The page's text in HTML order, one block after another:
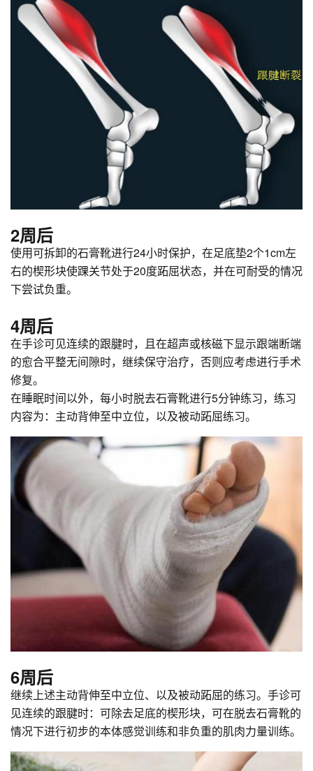
2周后
使用可拆卸的石膏靴进行24小时保护，在足底垫2个1cm左
右的楔形块使踝关节处于20度跖屈状态，并在可耐受的情况
下尝试负重。
4周后
在手诊可见连续的跟腱时，且在超声或核磁下显示跟端断端
的愈合平整无间隙时，继续保守治疗，否则应考虑进行手术
修复。
在睡眠时间以外，每小时脱去石膏靴进行5分钟练习，练习
内容为：主动背伸至中立位，以及被动跖屈练习。
6周后
继续上述主动背伸至中立位、以及被动跖屈的练习。手诊可
见连续的跟腱时：可除去足底的楔形块，可在脱去石膏靴的
情况下进行初步的本体感觉训练和非负重的肌肉力量训练。